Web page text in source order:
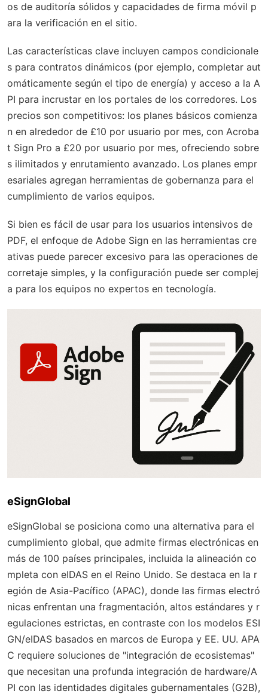
os de auditoría sólidos y capacidades de firma móvil p
ara la verificación en el sitio.
Las características clave incluyen campos condicionale
s para contratos dinámicos (por ejemplo, completar aut
omáticamente según el tipo de energía) y acceso a la A
PI para incrustar en los portales de los corredores. Los
precios son competitivos: los planes básicos comienza
n en alrededor de £10 por usuario por mes, con Acroba
t Sign Pro a £20 por usuario por mes, ofreciendo sobre
s ilimitados y enrutamiento avanzado. Los planes empr
esariales agregan herramientas de gobernanza para el
cumplimiento de varios equipos.
Si bien es fácil de usar para los usuarios intensivos de
PDF, el enfoque de Adobe Sign en las herramientas cre
ativas puede parecer excesivo para las operaciones de
corretaje simples, y la configuración puede ser complej
a para los equipos no expertos en tecnología.
eSignGlobal
eSignGlobal se posiciona como una alternativa para el
cumplimiento global, que admite firmas electrónicas en
más de 100 países principales, incluida la alineación co
mpleta con eIDAS en el Reino Unido. Se destaca en la r
egión de Asia-Pacífico (APAC), donde las firmas electró
nicas enfrentan una fragmentación, altos estándares y r
egulaciones estrictas, en contraste con los modelos ESI
GN/eIDAS basados en marcos de Europa y EE. UU. APA
C requiere soluciones de "integración de ecosistemas"
que necesitan una profunda integración de hardware/A
PI con las identidades digitales gubernamentales (G2B),